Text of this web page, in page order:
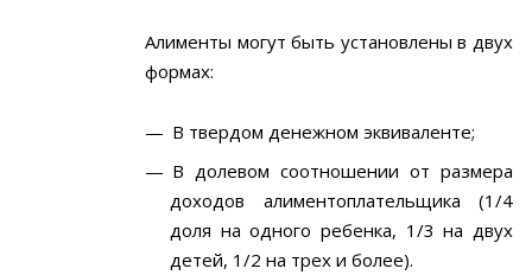
Алименты могут быть установлены в двух
формах:
В твердом денежном эквиваленте;
В долевом соотношении от размера
доходов алиментоплательщика (1/4
доля на одного ребенка, 1/3 на двух
детей, 1/2 на трех и более).